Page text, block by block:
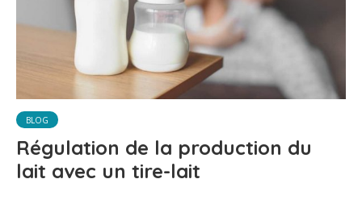
BLOG
Régulation de la production du
lait avec un tire-lait